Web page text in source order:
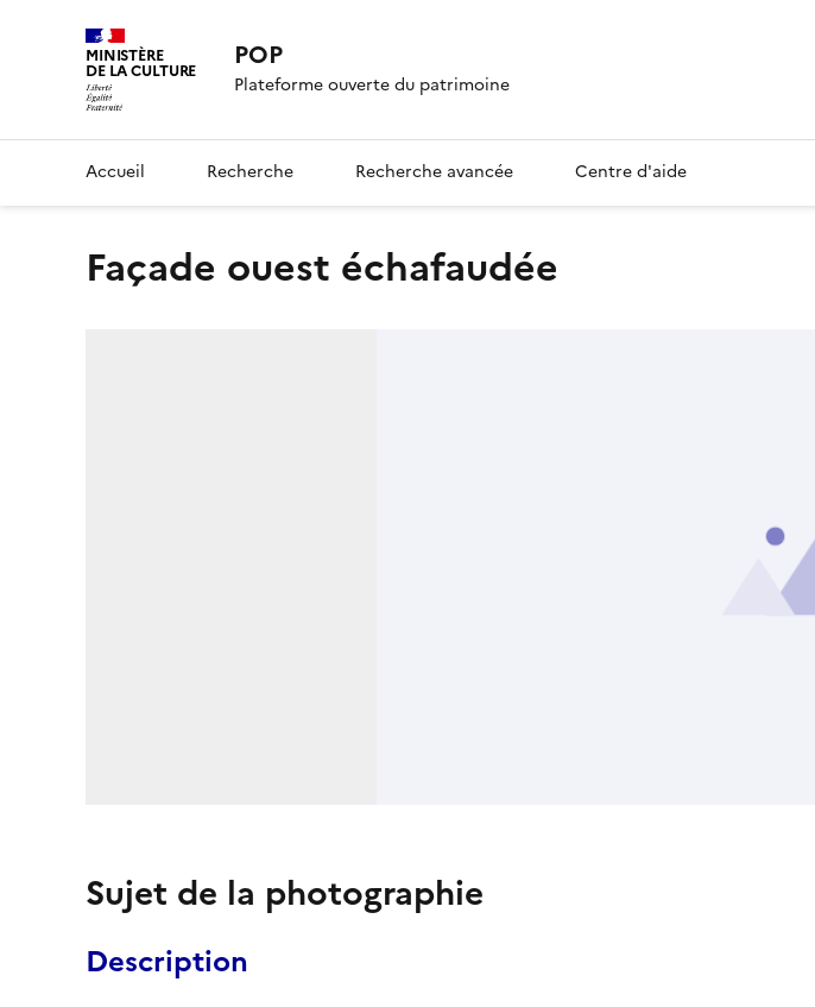
MINISTÈRE
DE LA CULTURE POP
Plateforme ouverte du patrimoine
Accueil Recherche Recherche avancée Centre d'aide
Façade ouest échafaudée
Sujet de la photographie
Description